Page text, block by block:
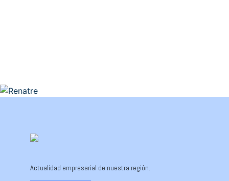
Actualidad empresarial de nuestra región.